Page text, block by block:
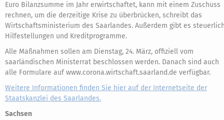
Euro Bilanzsumme im Jahr erwirtschaftet, kann mit einem Zuschuss
rechnen, um die derzeitige Krise zu überbrücken, schreibt das
Wirtschaftsministerium des Saarlandes. Außerdem gibt es
Hilfestellungen und Kreditprogramme.
Alle Maßnahmen sollen am Dienstag, 24. März, offiziell vom
saarländischen Ministerrat beschlossen werden. Danach sind auch
alle Formulare auf www.corona.wirtschaft.saarland.de verfügbar.
Weitere Informationen finden Sie hier auf der Internetseite der
Staatskanzlei des Saarlandes.
Sachsen